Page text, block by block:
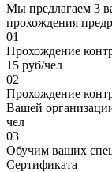
Мы предлагаем 3
прохождения
01
Прохождение
15 руб/чел
02
Прохождение
Вашей
чел
03
Обучим ваших
Сертификата